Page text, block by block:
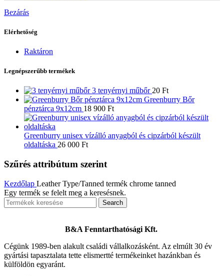
Bezárás
Elérhetőség
Raktáron
Legnépszerűbb termékek
3 tenyérnyi műbőr 20 Ft
Greenburry Bőr
pénztárca 9x12cm 18 900 Ft
Greenburry unisex vízálló anyagból és cipzárból készült
oldaltáska 26 000 Ft
Szűrés attribútum szerint
Kezdőlap Leather Type/Tanned termék chrome tanned
Egy termék se felelt meg a keresésnek.
Search
B&A Fenntarthatósági Kft.
Cégünk 1989-ben alakult családi vállalkozásként. Az elmúlt 30 év
gyártási tapasztalata tette elismertté termékeinket hazánkban és
külföldön egyaránt.